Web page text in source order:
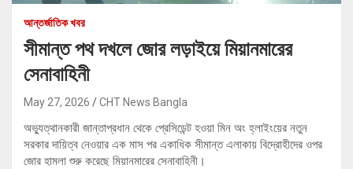
আন্তর্জাতিক খবর
সীমান্ত পথ দখলে জোর লড়াইয়ে মিয়ানমারের
সেনাবাহিনী
May 27, 2026 CHT News Bangla
অভ্যুত্থানকারী জান্তাপ্রধান থেকে প্রেসিডেন্ট হওয়া মিন অং হ্লাইংয়ের নতুন
সরকার দায়িত্ব নেওয়ার এক মাস পর একাধিক সীমান্ত এলাকায় বিদ্রোহীদের ওপর
জোর হামলা শুরু করেছে মিয়ানমারের সেনাবাহিনী।